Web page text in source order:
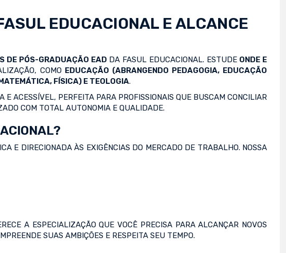
EDUCACIONAL E ALCANCE
DE PÓS-GRADUAÇÃO EAD DA FASUL EDUCACIONAL. ESTUDE ONDE E
COMO EDUCAÇÃO (ABRANGENDO PEDAGOGIA, EDUCAÇÃO
FÍSICA) E TEOLOGIA.
ACESSÍVEL, PERFEITA PARA PROFISSIONAIS QUE BUSCAM CONCILIAR
COM TOTAL AUTONOMIA E QUALIDADE.
E DIRECIONADA ÀS EXIGÊNCIAS DO MERCADO DE TRABALHO. NOSSA
A ESPECIALIZAÇÃO QUE VOCÊ PRECISA PARA ALCANÇAR NOVOS
SUAS AMBIÇÕES E RESPEITA SEU TEMPO.